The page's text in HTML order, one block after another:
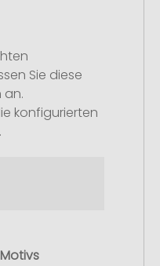
Sie diese
an.
konfigurierten